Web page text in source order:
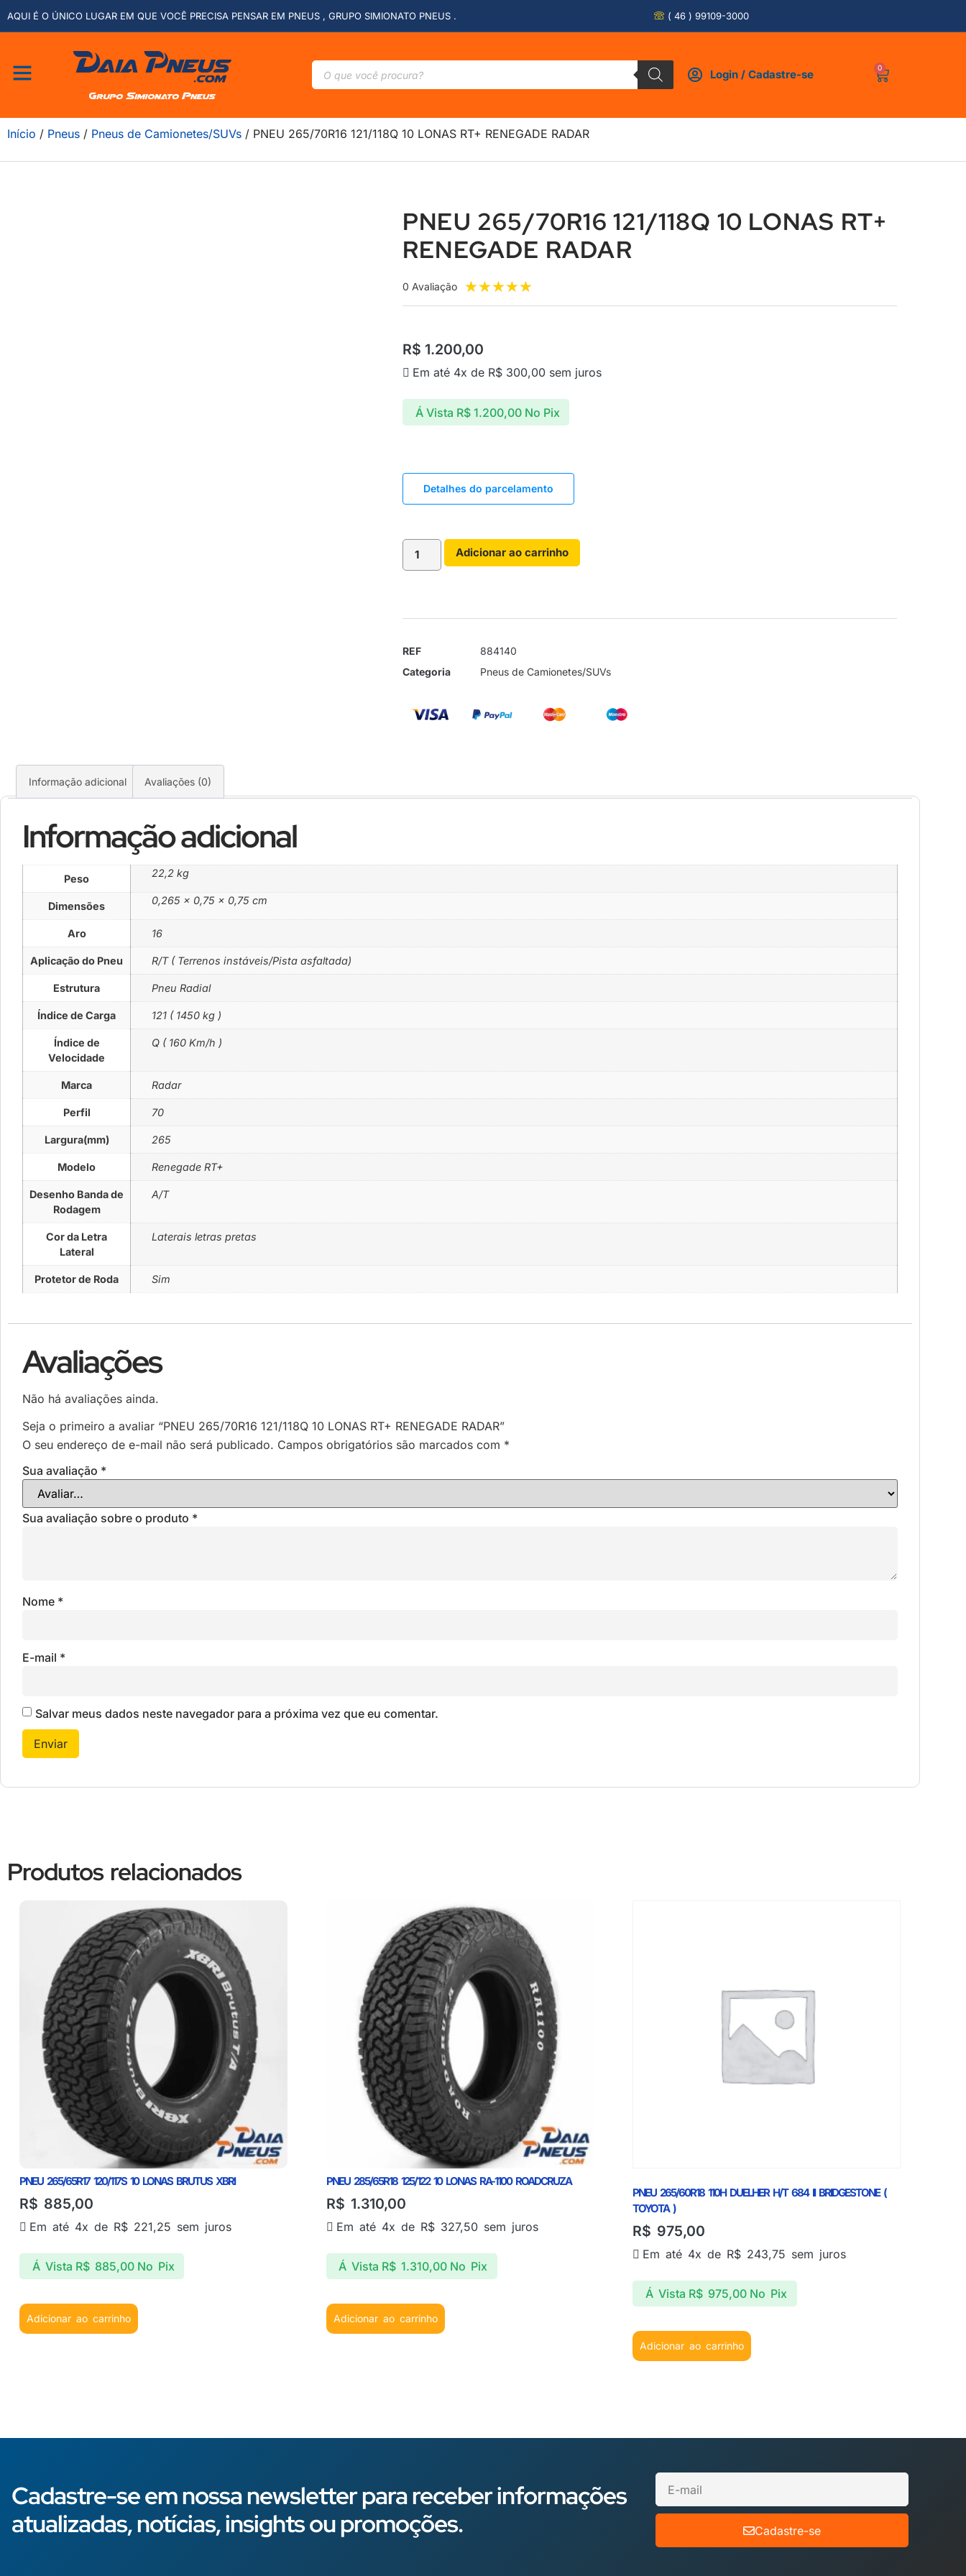
AQUI É O ÚNICO LUGAR EM QUE VOCÊ PRECISA PENSAR EM PNEUS , GRUPO SIMIONATO PNEUS . ( 46 ) 99109-3000
Login / Cadastre-se
0
Início / Pneus / Pneus de Camionetes/SUVs / PNEU 265/70R16 121/118Q 10 LONAS RT+ RENEGADE RADAR
PNEU 265/70R16 121/118Q 10 LONAS RT+
RENEGADE RADAR
0 Avaliação ★★★★★
R$ 1.200,00
Em até 4x de R$ 300,00 sem juros
Á Vista R$1.200,00 No Pix
Detalhes do parcelamento
Adicionar ao carrinho
REF
884140
Categoria
Pneus de Camionetes/SUVs
Informação adicional Avaliações (0)
Informação adicional
Peso 22,2 kg
Dimensões 0,265 × 0,75 × 0,75 cm
Aro 16
Aplicação do Pneu R/T ( Terrenos instáveis/Pista asfaltada)
Estrutura Pneu Radial
Índice de Carga 121 ( 1450 kg )
Índice de
Velocidade
Q ( 160 Km/h )
Marca Radar
Perfil 70
Largura(mm) 265
Modelo Renegade RT+
Desenho Banda de
Rodagem
A/T
Cor da Letra
Lateral
Laterais letras pretas
Protetor de Roda Sim
Avaliações
Não há avaliações ainda.
Seja o primeiro a avaliar “PNEU 265/70R16 121/118Q 10 LONAS RT+ RENEGADE RADAR”
O seu endereço de e-mail não será publicado. Campos obrigatórios são marcados com *
Sua avaliação *
Sua avaliação sobre o produto *
Nome *
E-mail *
Salvar meus dados neste navegador para a próxima vez que eu comentar.
Produtos relacionados
PNEU 265/65R17 120/117S 10 LONAS BRUTUS XBRI
R$ 885,00
Em até 4x de R$ 221,25 sem juros
Á Vista R$885,00 No Pix
Adicionar ao carrinho
PNEU 285/65R18 125/122 10 LONAS RA-1100 ROADCRUZA
R$ 1.310,00
Em até 4x de R$327,50 sem juros
Á Vista R$ 1.310,00 No Pix
Adicionar ao carrinho
PNEU 265/60R18 110H DUELHER H/T 684 II BRIDGESTONE (
TOYOTA )
R$ 975,00
Em até 4x de R$ 243,75 sem juros
Á Vista R$975,00 No Pix
Adicionar ao carrinho
Cadastre-se em nossa newsletter para receber informações
atualizadas, notícias, insights ou promoções.
Cadastre-se